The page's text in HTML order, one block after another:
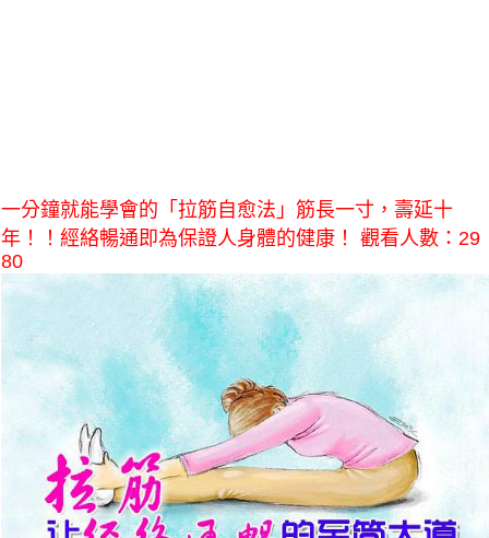
一分鐘就能學會的「拉筋自愈法」筋長一寸，壽延十
年！！經絡暢通即為保證人身體的健康！ 觀看人數：29
80